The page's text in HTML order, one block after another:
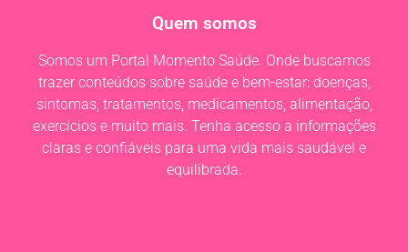
Quem somos
Somos um Portal Momento Saúde. Onde buscamos
trazer conteúdos sobre saúde e bem-estar: doenças,
sintomas, tratamentos, medicamentos, alimentação,
exercícios e muito mais. Tenha acesso a informações
claras e confiáveis para uma vida mais saudável e
equilibrada.